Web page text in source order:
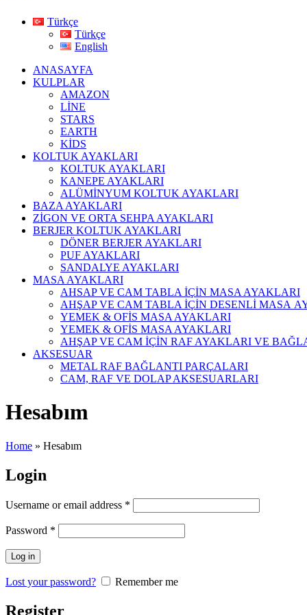
Türkçe
Türkçe
English
ANASAYFA
KULPLAR
AMAZON
LİNE
STARS
EARTH
KİDS
KOLTUK AYAKLARI
KOLTUK AYAKLARI
KANEPE AYAKLARI
ALÜMİNYUM KOLTUK AYAKLARI
BAZA AYAKLARI
ZİGON VE ORTA SEHPA AYAKLARI
BERJER KOLTUK AYAKLARI
DÖNER BERJER AYAKLARI
PUF AYAKLARI
SANDALYE AYAKLARI
MASA AYAKLARI
AHSAP VE CAM TABLA İÇİN MASA AYAKLARI
AHŞAP VE CAM TABLA İÇİN DESENLİ MASA
YEMEK & OFİS MASA AYAKLARI
YEMEK & OFİS MASA AYAKLARI
AHŞAP VE CAM İÇİN RAF AYAKLARI VE
AKSESUAR
METAL RAF BAĞLANTI PARÇALARI
CAM, RAF VE DOLAP AKSESUARLARI
Hesabım
Home » Hesabım
Login
Username or email address *
Password *
Log in
Lost your password? Remember me
Register